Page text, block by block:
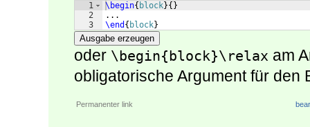
1
2
3
\begin{ block}{ }
...
\end { block}
Ausgabe erzeugen
oder \begin{block}\relax am
obligatorische Argument für den
Permanenter link